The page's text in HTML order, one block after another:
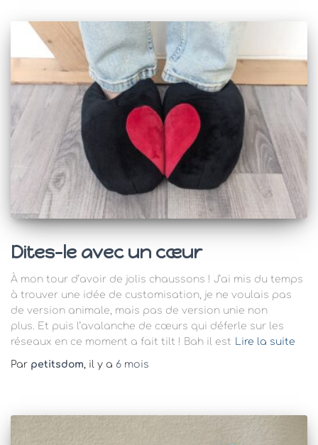
Dites-le avec un cœur
À mon tour d’avoir de jolis chaussons ! J’ai mis du temps
à trouver une idée de customisation, je ne voulais pas
de version animale, mais pas de version unie non
plus. Et puis l’avalanche de cœurs qui déferle sur les
réseaux en ce moment a fait tilt ! Bah il est Lire la suite
Par petitsdom, il y a 6 mois